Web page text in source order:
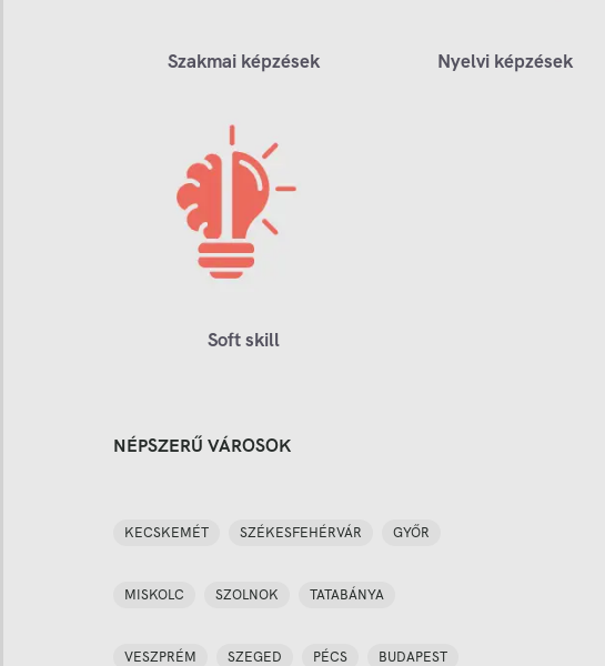
Szakmai képzések Nyelvi képzések
Soft skill
NÉPSZERŰ VÁROSOK
KECSKEMÉT SZÉKESFEHÉRVÁR GYŐR
MISKOLC SZOLNOK TATABÁNYA
VESZPRÉM SZEGED PÉCS BUDAPEST